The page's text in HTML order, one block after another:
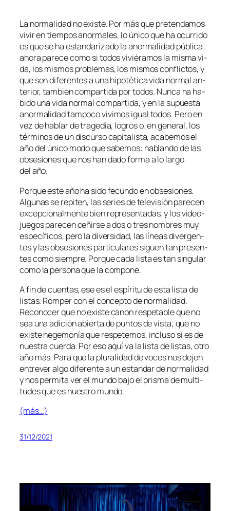
La nor­ma­li­dad no exis­te. Por más que pre­ten­da­mos
vi­vir en tiem­pos anor­ma­les, lo úni­co que ha ocu­rri­do
es que se ha es­tan­da­ri­za­do la anor­ma­li­dad pú­bli­ca;
aho­ra pa­re­ce co­mo si to­dos vi­vié­ra­mos la mis­ma vi­
da, los mis­mos pro­ble­mas, los mis­mos con­flic­tos, y
que son di­fe­ren­tes a una hi­po­té­ti­ca vi­da nor­mal an­
te­rior, tam­bién com­par­ti­da por to­dos. Nunca ha ha­
bi­do una vi­da nor­mal com­par­ti­da, y en la su­pues­ta
anor­ma­li­dad tam­po­co vi­vi­mos igual to­dos. Pero en
vez de ha­blar de tra­ge­dia, lo­gros o, en ge­ne­ral, los
tér­mi­nos de un dis­cur­so ca­pi­ta­lis­ta, aca­be­mos el
año del úni­co mo­do que sa­be­mos: ha­blan­do de las
ob­se­sio­nes que nos han da­do for­ma a lo lar­go
del año.
Porque es­te año ha si­do fe­cun­do en ob­se­sio­nes.
Algunas se re­pi­ten, las se­ries de te­le­vi­sión pa­re­cen
ex­cep­cio­nal­men­te bien re­pre­sen­ta­das, y los vi­deo­
jue­gos pa­re­cen ce­ñir­se a dos o tres nom­bres muy
es­pe­cí­fi­cos, pe­ro la di­ver­si­dad, las lí­neas di­ver­gen­
tes y las ob­se­sio­nes par­ti­cu­la­res si­guen tan pre­sen­
tes co­mo siem­pre. Porque ca­da lis­ta es tan sin­gu­lar
co­mo la per­so­na que la compone.
A fin de cuen­tas, ese es el es­pí­ri­tu de es­ta lis­ta de
lis­tas. Romper con el con­cep­to de nor­ma­li­dad.
Reconocer que no exis­te ca­non res­pe­ta­ble que no
sea una adi­ción abier­ta de pun­tos de vis­ta; que no
exis­te he­ge­mo­nía que res­pe­te­mos, in­clu­so si es de
nues­tra cuer­da. Por eso aquí va la lis­ta de lis­tas, otro
año más. Para que la plu­ra­li­dad de vo­ces nos de­jen
en­tre­ver al­go di­fe­ren­te a un es­tan­dar de nor­ma­li­dad
y nos per­mi­ta ver el mun­do ba­jo el pris­ma de mul­ti­
tu­des que es nues­tro mundo.
(más…)
31/12/2021